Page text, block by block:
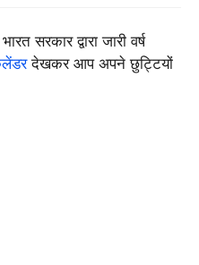
सरकार द्वारा जारी वर्ष
देखकर आप अपने छुट्टियों